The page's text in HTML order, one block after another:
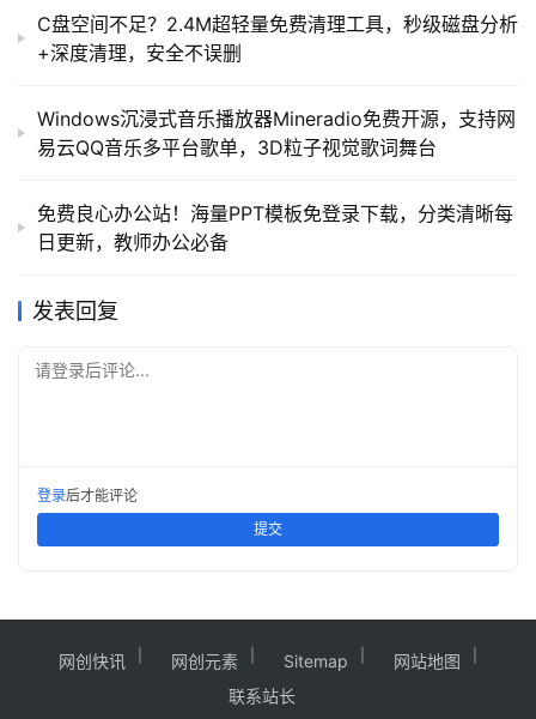
C盘空间不足？2.4M超轻量免费清理工具，秒级磁盘分析
+深度清理，安全不误删
Windows沉浸式音乐播放器Mineradio免费开源，支持网
易云QQ音乐多平台歌单，3D粒子视觉歌词舞台
免费良心办公站！海量PPT模板免登录下载，分类清晰每
日更新，教师办公必备
发表回复
请登录后评论...
登录后才能评论
提交
网创快讯 网创元素 Sitemap
网站地图
联系站长